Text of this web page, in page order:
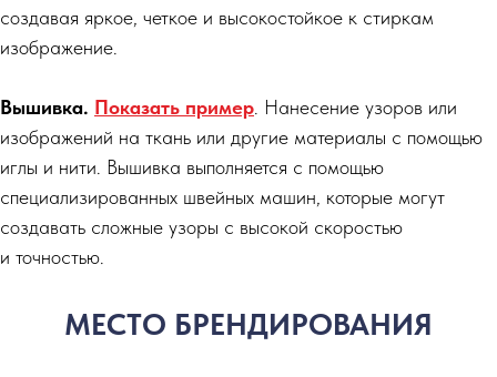
создавая яркое, четкое и высокостойкое к стиркам
изображение.
Вышивка. Показать пример . Нанесение узоров или
изображений на ткань или другие материалы с помощью
иглы и нити. Вышивка выполняется с помощью
специализированных швейных машин, которые могут
создавать сложные узоры с высокой скоростью
и точностью.
МЕСТО БРЕНДИРОВАНИЯ